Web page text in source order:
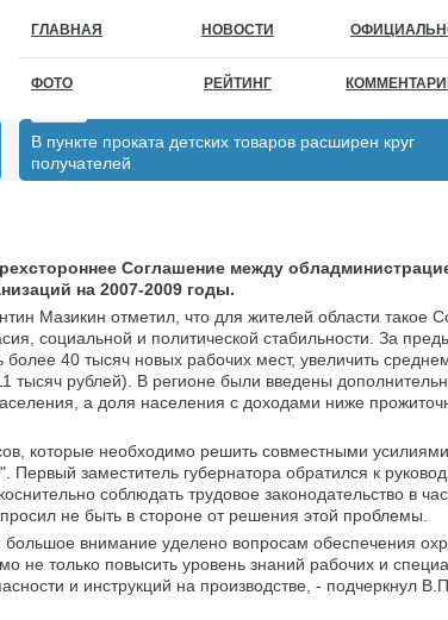
ГЛАВНАЯ НОВОСТИ
ФОТО РЕЙТИНГ
В пункте проката детских товаров расширен круг
получателей
Соглашение между
на 2007-2009 годы.
Мазикин отметил, что для жителей области такое
социальной и политической стабильности. За
более 40 тысяч новых рабочих мест, увеличить
тысяч рублей). В регионе были введены
а доля населения с доходами ниже
которые необходимо решить совместными
заместитель губернатора обратился к
соблюдать трудовое законодательство в
не быть в стороне от решения этой проблемы.
большое внимание уделено вопросам обеспечения
не только повысить уровень знаний рабочих и
и инструкций на производстве, - подчеркнул